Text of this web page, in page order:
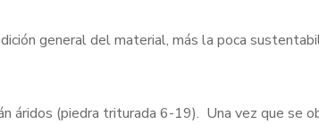
general del material, más la poca
áridos (piedra triturada 6-19). Una vez que se